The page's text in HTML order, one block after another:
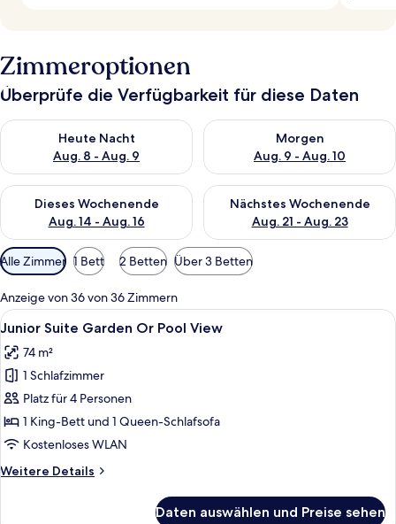
Zimmeroptionen
Überprüfe die Verfügbarkeit für diese Daten
Heute Nacht
Aug. 8 - Aug. 9
Überprüfe die Verfügbarkeit für heute Nacht, Aug. 8 - Aug. 9.
Morgen
Aug. 9 - Aug. 10
Überprüfe die Verfügbarkeit
Dieses Wochenende
Aug. 14 - Aug. 16
Überprüfe die Verfügbarkeit für dieses Wochenende, Aug. 14
Nächstes Wochenende
Aug. 21 - Aug. 23
Überprüfe die Verfügbarkeit
Verfügbare
Filter
für
Zimmer
Alle Zimmer 1 Bett 2 Betten Über 3 Betten
Anzeige von 36 von 36 Zimmern
Alle
Fotos
für
Junior
Suite
Garden
Or
View
Ein modernes Wohnzimmer mit
5
Junior Suite Garden Or Pool View
74 m²
1 Schlafzimmer
Platz für 4 Personen
1 King-Bett und 1 Queen-Schlafsofa
Kostenloses WLAN
Weitere Details
Weitere
Daten auswählen und Preise sehen